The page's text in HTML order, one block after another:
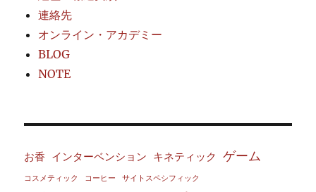
連絡先
オンライン・アカデミー
BLOG
NOTE
お香 インターベンション キネティック ゲーム
コスメティック コーヒー サイトスペシフィック